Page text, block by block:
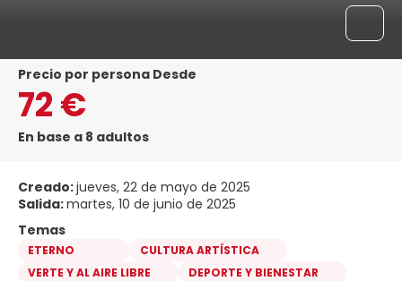
precio por persona Desde
72 €
En base a 8 adultos
Creado:jueves, 22 de mayo de 2025
Salida:martes, 10 de junio de 2025
Temas
ETERNO
CULTURA ARTÍSTICA
VERTE Y AL AIRE LIBRE
DEPORTE Y BIENESTAR